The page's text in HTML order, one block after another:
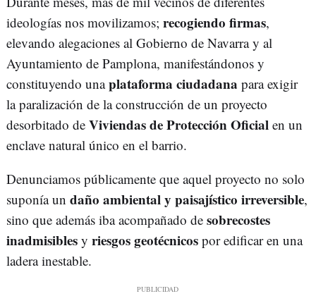
ideologías nos movilizamos; recogiendo firmas,
elevando alegaciones al Gobierno de Navarra y al
Ayuntamiento de Pamplona, manifestándonos y
constituyendo unaplataforma ciudadana para exigir
la paralización de la construcción de un proyecto
desorbitado de Viviendas de Protección Oficial en un
enclave natural único en el barrio.
Denunciamos públicamente que aquel proyecto no solo
suponía un daño ambiental y paisajístico irreversible,
sino que además iba acompañado de sobrecostes
inadmisibles y riesgos geotécnicos por edificar en una
ladera inestable.